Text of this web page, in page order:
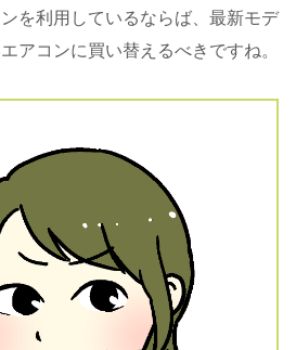
を利用しているならば、最新モデ
アコンに買い替えるべきですね。